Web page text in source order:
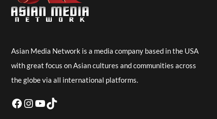
Asian Media Network is a media company based in the USA
with great focus on Asian cultures and communities across
the globe via all international platforms.
Facebook
Instagram
YouTube
TikTok